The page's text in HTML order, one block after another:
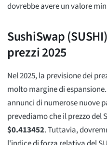
dovrebbe avere un valore
SushiSwap
prezzi 2025
Nel 2025, la previsione dei
molto margine di
annunci di numerose nuove
prevediamo che il prezzo del
$0.413452. Tuttavia,